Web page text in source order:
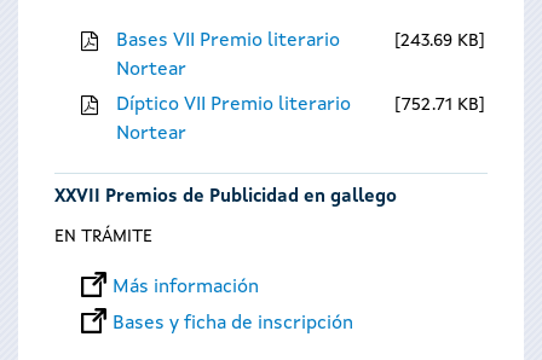
Bases VII Premio literario
Nortear
243.69 KB
Díptico VII Premio literario
Nortear
752.71 KB
XXVII Premios de Publicidad en gallego
EN TRÁMITE
Más información
Bases y ficha de inscripción